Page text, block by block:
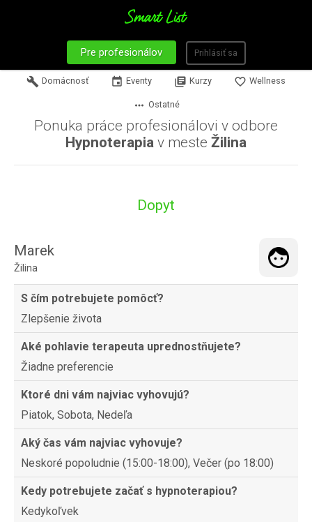
Pre profesionálov Prihlásiť sa
build Domácnosť event Eventy library_books Kurzy favorite_border Wellness
more_horiz Ostatné
Ponuka práce profesionálovi v odbore
Hypnoterapia v meste Žilina
Dopyt
Marek
Žilina
S čím potrebujete pomôcť?
Zlepšenie života
Aké pohlavie terapeuta uprednostňujete?
Žiadne preferencie
Ktoré dni vám najviac vyhovujú?
Piatok, Sobota, Nedeľa
Aký čas vám najviac vyhovuje?
Neskoré popoludnie (15:00-18:00), Večer (po 18:00)
Kedy potrebujete začať s hypnoterapiou?
Kedykoľvek